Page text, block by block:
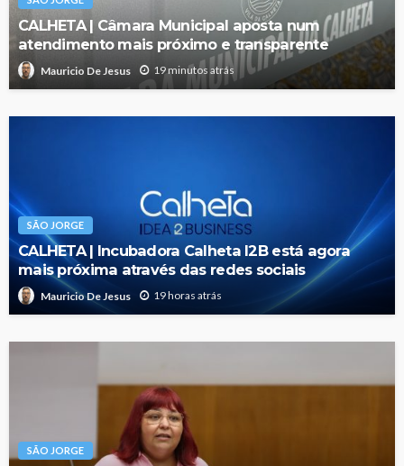
CALHETA | Câmara Municipal aposta num
atendimento mais próximo e transparente
Mauricio De Jesus 19 minutos atrás
SÃO JORGE
CALHETA | Incubadora Calheta I2B está agora
mais próxima através das redes sociais
Mauricio De Jesus 19 horas atrás
SÃO JORGE